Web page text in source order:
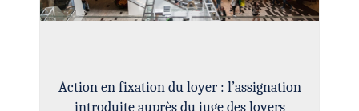
Action en fixation du loyer : l’assignation
introduite auprès du juge des loyers